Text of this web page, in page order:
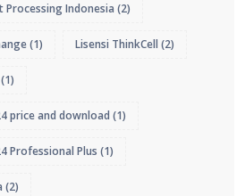
Indonesia (2)
(1) Lisensi ThinkCell (2)
(1)
price and download (1)
Professional Plus (1)
(2)